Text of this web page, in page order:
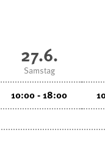
27.6.
Samstag
10:00 - 18:00